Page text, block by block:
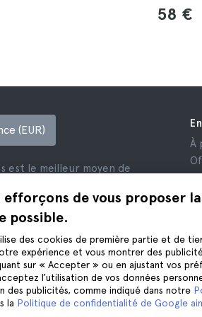
58 €
efforçons de vous proposer
possible.
des cookies de première partie et de
expérience et vous montrer des
sur « Accepter » ou en ajustant vos
l’utilisation de vos données
des publicités, comme indiqué dans notre
la Politique de confidentialité de Google
(EUR)
est le meilleur moyen de
entier.
SL.
À